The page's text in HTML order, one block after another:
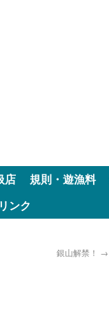
店 規則・遊漁料
リンク
銀山解禁！ →